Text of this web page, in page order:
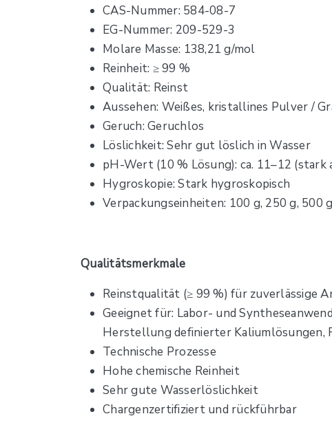
CAS-Nummer: 584-08-7
EG-Nummer: 209-529-3
Molare Masse: 138,21 g/mol
Reinheit: ≥ 99 %
Qualität: Reinst
Aussehen: Weißes, kristallines Pulver /
Geruch: Geruchlos
Löslichkeit: Sehr gut löslich in Wasser
pH-Wert (10 % Lösung): ca. 11–12 (stark
Hygroskopie: Stark hygroskopisch
Verpackungseinheiten: 100 g, 250 g, 500
Qualitätsmerkmale
Reinstqualität (≥ 99 %) für zuverlässige
Geeignet für: Labor- und
Herstellung definierter Kaliumlösungen,
Technische Prozesse
Hohe chemische Reinheit
Sehr gute Wasserlöslichkeit
Chargenzertifiziert und rückführbar